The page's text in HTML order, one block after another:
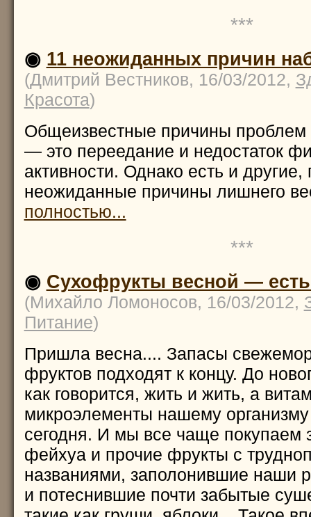
***
◉ 11 неожиданных причин
(Дмитрий Вестников, 16/03/2012,
Красота)
Общеизвестные причины
— это переедание и недостаток
активности. Однако есть и другие,
неожиданные причины лишнего
полностью...
***
◉ Сухофрукты весной —
(Михайло Ломоносов, 16/03/2012,
Питание)
Пришла весна.... Запасы
фруктов подходят к концу. До
как говорится, жить и жить, а
микроэлементы нашему
сегодня. И мы все чаще покупаем
фейхуа и прочие фрукты с
названиями, заполонившие наши
и потеснившие почти забытые